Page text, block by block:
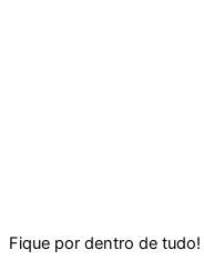
Fique por dentro de tudo!